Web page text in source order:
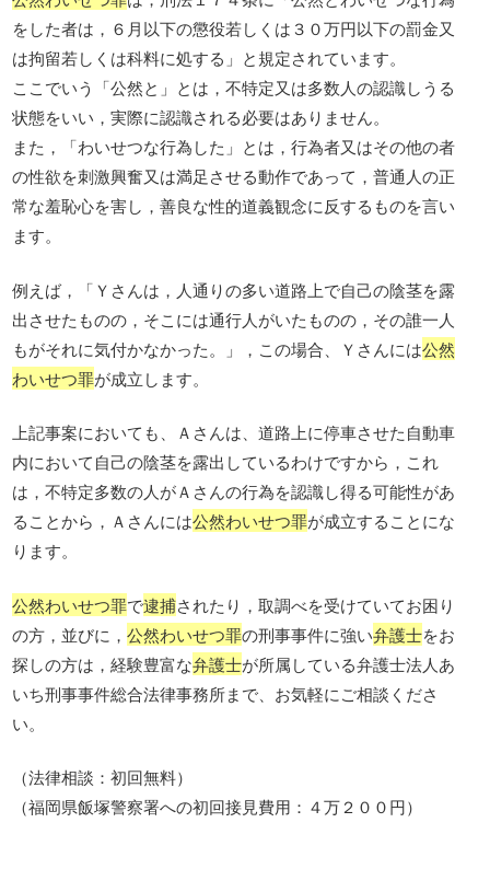
をした者は，６月以下の懲役若しくは３０万円以下の罰金又
は拘留若しくは科料に処する」と規定されています。
ここでいう「公然と」とは，不特定又は多数人の認識しうる
状態をいい，実際に認識される必要はありません。
また，「わいせつな行為した」とは，行為者又はその他の者
の性欲を刺激興奮又は満足させる動作であって，普通人の正
常な羞恥心を害し，善良な性的道義観念に反するものを言い
ます。
例えば，「Ｙさんは，人通りの多い道路上で自己の陰茎を露
出させたものの，そこには通行人がいたものの，その誰一人
もがそれに気付かなかった。」，この場合、Ｙさんには公然
わいせつ罪が成立します。
上記事案においても、Ａさんは、道路上に停車させた自動車
内において自己の陰茎を露出しているわけですから，これ
は，不特定多数の人がＡさんの行為を認識し得る可能性があ
ることから，Ａさんには公然わいせつ罪が成立することにな
ります。
公然わいせつ罪で逮捕されたり，取調べを受けていてお困り
の方，並びに，公然わいせつ罪の刑事事件に強い弁護士をお
探しの方は，経験豊富な弁護士が所属している弁護士法人あ
いち刑事事件総合法律事務所まで、お気軽にご相談くださ
い。
（法律相談：初回無料）
（福岡県飯塚警察署への初回接見費用：４万２００円）